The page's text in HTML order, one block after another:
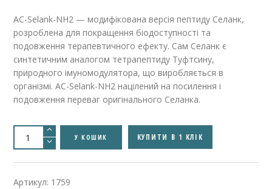
AC-Selank-NH2 — модифікована версія пептиду Селанк,
розроблена для покращення біодоступності та
подовження терапевтичного ефекту. Сам Селанк є
синтетичним аналогом тетрапептиду Туфтсину,
природного імуномодулятора, що виробляється в
організмі. AC-Selank-NH2 націлений на посилення і
подовження переваг оригінального Селанка.
Ac-
Selank-
NH2
10mg
У КОШИК КУПИТИ В 1 КЛІК
Артикул: 1759